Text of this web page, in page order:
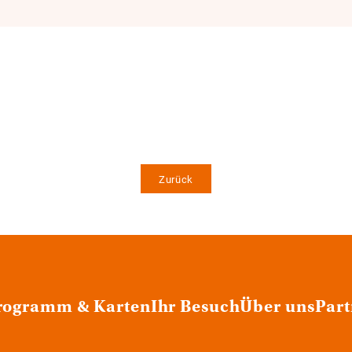
Zurück
& KartenIhr BesuchÜber uns